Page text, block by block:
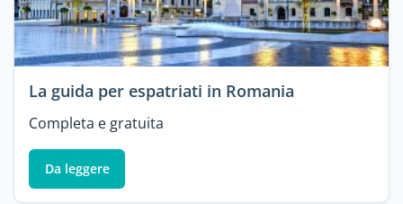
La guida per espatriati in Romania
Completa e gratuita
Da leggere